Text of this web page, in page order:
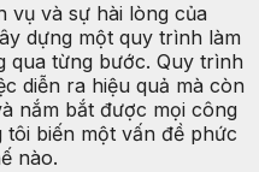
vụ và sự hài lòng của
dựng một quy trình làm
qua từng bước. Quy trình
diễn ra hiệu quả mà còn
nắm bắt được mọi công
biến một vấn đề phức
nào.